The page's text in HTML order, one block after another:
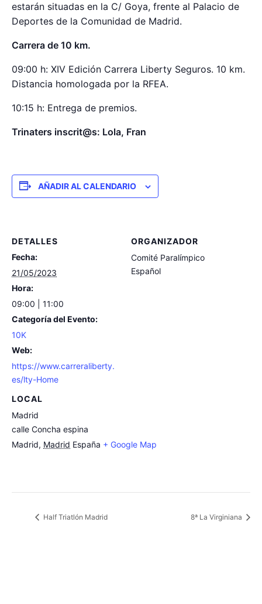
estarán situadas en la C/ Goya, frente al Palacio de
Deportes de la Comunidad de Madrid.
Carrera de 10 km.
09:00 h: XIV Edición Carrera Liberty Seguros. 10 km.
Distancia homologada por la RFEA.
10:15 h: Entrega de premios.
Trinaters inscrit@s: Lola, Fran
AÑADIR AL CALENDARIO
DETALLES
Fecha:
21/05/2023
Hora:
09:00 | 11:00
Categoría del Evento:
10K
Web:
https://www.carreraliberty.
es/lty-Home
LOCAL
Madrid
calle Concha espina
Madrid, Madrid España + Google Map
ORGANIZADOR
Comité Paralímpico
Español
Half Triatlón Madrid 8ª La Virginiana